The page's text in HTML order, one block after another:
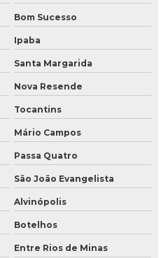
Bom Sucesso
Ipaba
Santa Margarida
Nova Resende
Tocantins
Mário Campos
Passa Quatro
São João Evangelista
Alvinópolis
Botelhos
Entre Rios de Minas